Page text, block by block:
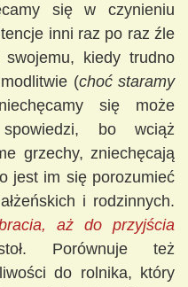
się w czynieniu
inni raz po raz źle
kiedy trudno
(choć staramy
się może
bo wciąż
grzechy, zniechęcają
jest im się porozumieć
i rodzinnych.
aż do przyjścia
Porównuje też
do rolnika, który